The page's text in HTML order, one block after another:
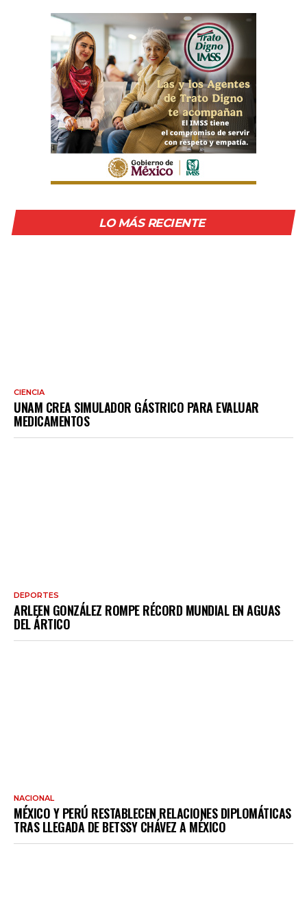
LO MÁS RECIENTE
CIENCIA
UNAM CREA SIMULADOR GÁSTRICO PARA EVALUAR
MEDICAMENTOS
DEPORTES
ARLEEN GONZÁLEZ ROMPE RÉCORD MUNDIAL EN AGUAS
DEL ÁRTICO
NACIONAL
MÉXICO Y PERÚ RESTABLECEN RELACIONES DIPLOMÁTICAS
TRAS LLEGADA DE BETSSY CHÁVEZ A MÉXICO